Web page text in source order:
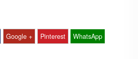
Google + Pinterest WhatsApp